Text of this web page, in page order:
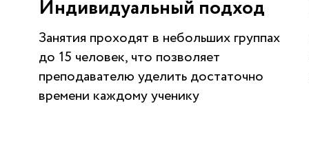
Индивидуальный подход
Занятия проходят в небольших группах
до 15 человек, что позволяет
преподавателю уделить достаточно
времени каждому ученику